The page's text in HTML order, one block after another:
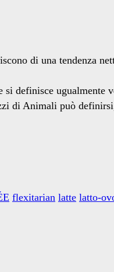
di una tendenza
si definisce
di Animali può
flexitarian latte latto-